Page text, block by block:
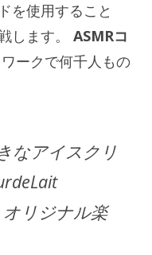
を使用すること
します。 ASMRコ
ークで何千人もの
なアイスクリ
リジナル楽